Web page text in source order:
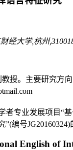
经大学,杭州
授。主要研究方
专业发展项目“
编号JG20160324)
English of